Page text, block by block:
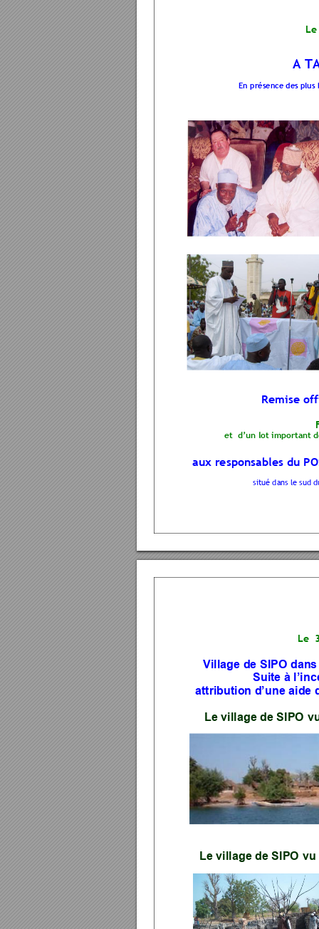
A
En présence des plus
Remise
et d’un lot important
aux responsables du
situé dans le sud
Le
Village de SIPO
Suite à
attribution d’une aide
Le village de SIPO
Le village de SIPO vu